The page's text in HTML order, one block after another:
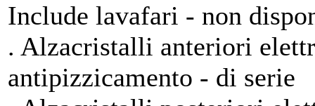
Include lavafari - non
. Alzacristalli anteriori
antipizzicamento - di serie